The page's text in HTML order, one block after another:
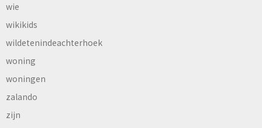
wie
wikikids
wildetenindeachterhoek
woning
woningen
zalando
zijn